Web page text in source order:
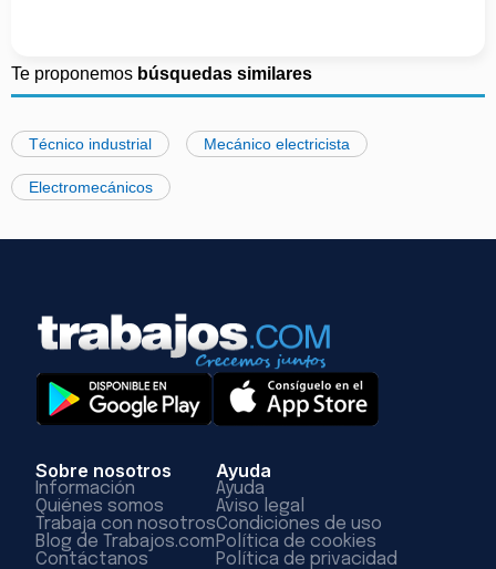
Te proponemos búsquedas similares
Técnico industrial Mecánico electricista
Electromecánicos
Sobre nosotros
Información
Quiénes somos
Trabaja con nosotros
Blog de Trabajos.com
Contáctanos
Ayuda
Ayuda
Aviso legal
Condiciones de uso
Política de cookies
Política de privacidad